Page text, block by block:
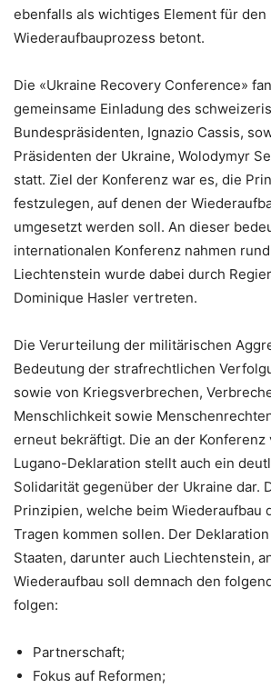
ebenfalls als wichtiges Element für den
Wiederaufbauprozess betont.
Die «Ukraine Recovery Conference»
gemeinsame Einladung des
Bundespräsidenten, Ignazio Cassis,
Präsidenten der Ukraine, Wolodymyr
statt. Ziel der Konferenz war es, die
festzulegen, auf denen der
umgesetzt werden soll. An dieser
internationalen Konferenz nahmen
Liechtenstein wurde dabei durch
Dominique Hasler vertreten.
Die Verurteilung der militärischen
Bedeutung der strafrechtlichen
sowie von Kriegsverbrechen,
Menschlichkeit sowie
erneut bekräftigt. Die an der Konferenz
Lugano-Deklaration stellt auch ein
Solidarität gegenüber der Ukraine dar.
Prinzipien, welche beim Wiederaufbau
Tragen kommen sollen. Der
Staaten, darunter auch Liechtenstein,
Wiederaufbau soll demnach den
folgen:
Partnerschaft;
Fokus auf Reformen;